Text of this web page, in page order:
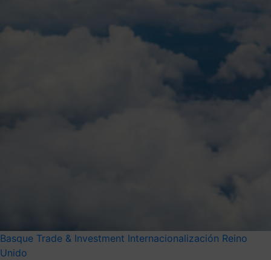
Basque Trade & Investment Internacionalización Reino
Unido